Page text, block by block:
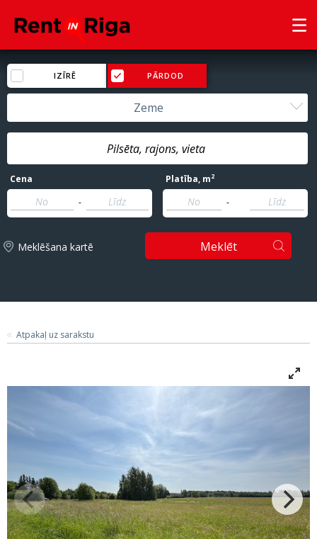
IZĪRĒ PĀRDOD
Zeme
Cena
-
Platība, m2
-
Meklēšana kartē Meklēt
Atpakaļ uz sarakstu